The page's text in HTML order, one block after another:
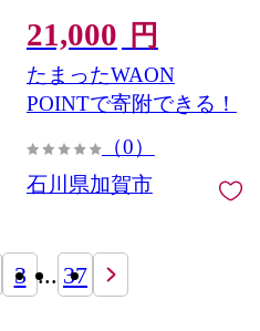
製 テーブルウェア F6P-
3188
21,000 円
たまったWAON
POINTで寄附できる！
（0）
石川県加賀市
3 ... 37